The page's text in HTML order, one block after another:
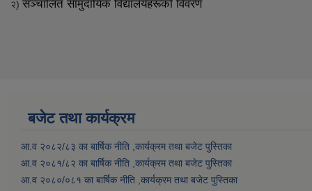
२) सञ्चालित सामुदायिक विद्यालयहरूको विवरण
बजेट तथा कार्यक्रम
आ.व २०८२/८३ का बार्षिक नीति ,कार्यक्रम तथा बजेट पुस्तिका
आ.व २०८१/८२ का बार्षिक नीति ,कार्यक्रम तथा बजेट पुस्तिका
आ.व २०८०/०८१ का बार्षिक नीति ,कार्यक्रम तथा बजेट पुस्तिका